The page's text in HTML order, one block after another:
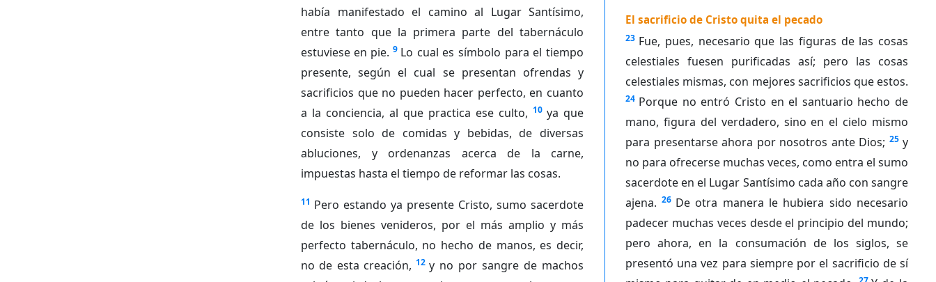
había manifestado el camino al Lugar Santísimo,
entre tanto que la primera parte del tabernáculo
estuviese en pie. 9 Lo cual es símbolo para el tiempo
presente, según el cual se presentan ofrendas y
sacrificios que no pueden hacer perfecto, en cuanto
a la conciencia, al que practica ese culto, 10 ya que
consiste solo de comidas y bebidas, de diversas
abluciones, y ordenanzas acerca de la carne,
impuestas hasta el tiempo de reformar las cosas.
11 Pero estando ya presente Cristo, sumo sacerdote
de los bienes venideros, por el más amplio y más
perfecto tabernáculo, no hecho de manos, es decir,
no de esta creación, 12 y no por sangre de machos
El sacrificio de Cristo quita el pecado
23 Fue, pues, necesario que las figuras de las cosas
celestiales fuesen purificadas así; pero las cosas
celestiales mismas, con mejores sacrificios que estos.
24 Porque no entró Cristo en el santuario hecho de
mano, figura del verdadero, sino en el cielo mismo
para presentarse ahora por nosotros ante Dios; 25 y
no para ofrecerse muchas veces, como entra el sumo
sacerdote en el Lugar Santísimo cada año con sangre
ajena. 26 De otra manera le hubiera sido necesario
padecer muchas veces desde el principio del mundo;
pero ahora, en la consumación de los siglos, se
presentó una vez para siempre por el sacrificio de sí